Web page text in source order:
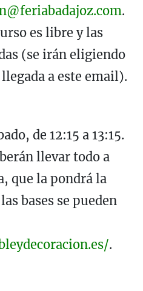
.
es libre y las
(se irán eligiendo
a este email).
de 12:15 a 13:15.
llevar todo a
que la pondrá la
bases se pueden
.